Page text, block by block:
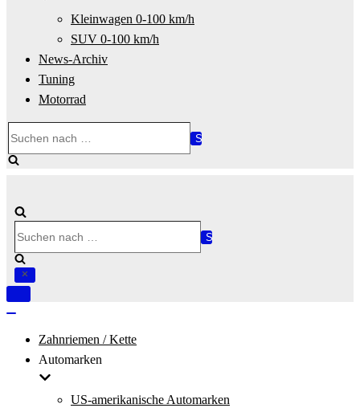
Kleinwagen 0-100 km/h
SUV 0-100 km/h
News-Archiv
Tuning
Motorrad
nach …
nach …
Navigation
Zahnriemen / Kette
Automarken
US-amerikanische Automarken